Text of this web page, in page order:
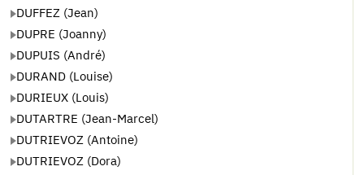
DUFFEZ (Jean)
DUPRE (Joanny)
DUPUIS (André)
DURAND (Louise)
DURIEUX (Louis)
DUTARTRE (Jean-Marcel)
DUTRIEVOZ (Antoine)
DUTRIEVOZ (Dora)